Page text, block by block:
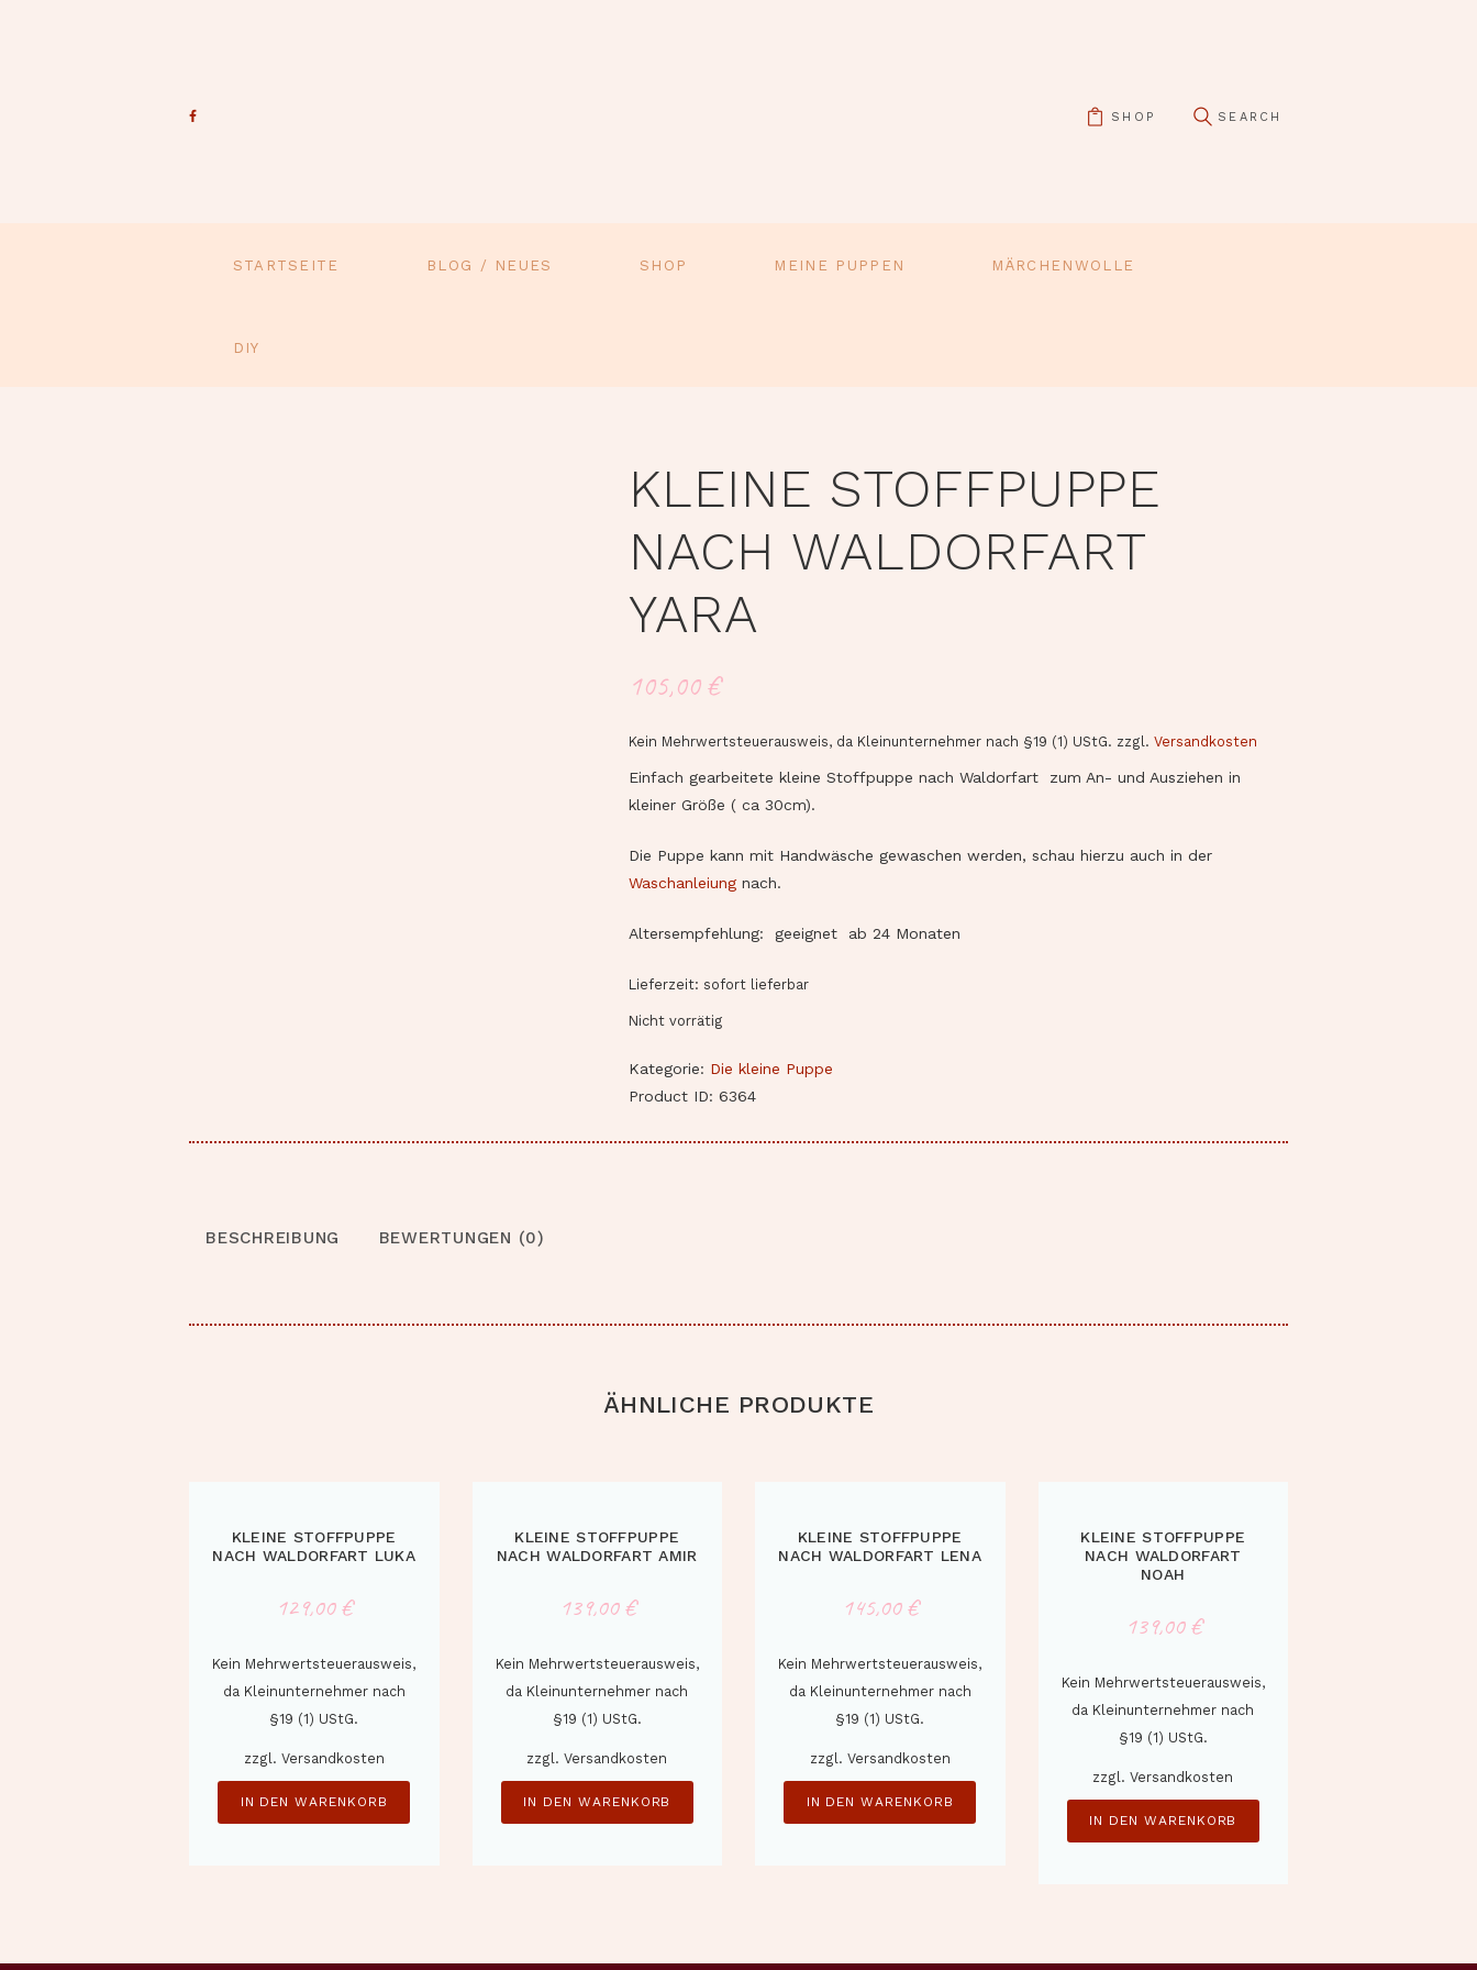
SHOP
STARTSEITE BLOG / NEUES SHOP MEINE PUPPEN MÄRCHENWOLLE
DIY
KLEINE STOFFPUPPE
NACH WALDORFART
YARA
105,00€
Kein Mehrwertsteuerausweis, da Kleinunternehmer nach §19 (1) UStG. zzgl. Versandkosten
Einfach gearbeitete kleine Stoffpuppe nach Waldorfart zum An- und Ausziehen in
kleiner Größe ( ca 30cm).
Die Puppe kann mit Handwäsche gewaschen werden, schau hierzu auch in der
Waschanleiung nach.
Altersempfehlung: geeignet ab 24 Monaten
Lieferzeit: sofort lieferbar
Nicht vorrätig
Kategorie: Die kleine Puppe
Product ID: 6364
BESCHREIBUNG BEWERTUNGEN (0)
ÄHNLICHE PRODUKTE
KLEINE STOFFPUPPE
NACH WALDORFART LUKA
129,00€
Kein Mehrwertsteuerausweis,
da Kleinunternehmer nach
§19 (1) UStG.
zzgl. Versandkosten
IN DEN WARENKORB
KLEINE STOFFPUPPE
NACH WALDORFART AMIR
139,00€
Kein Mehrwertsteuerausweis,
da Kleinunternehmer nach
§19 (1) UStG.
zzgl.Versandkosten
IN DEN WARENKORB
KLEINE STOFFPUPPE
NACH WALDORFART LENA
145,00€
Kein Mehrwertsteuerausweis,
da Kleinunternehmer nach
§19 (1) UStG.
zzgl. Versandkosten
IN DEN WARENKORB
KLEINE STOFFPUPPE
NACH WALDORFART
NOAH
139,00€
Kein Mehrwertsteuerausweis,
da Kleinunternehmer nach
§19 (1) UStG.
zzgl.Versandkosten
IN DEN WARENKORB